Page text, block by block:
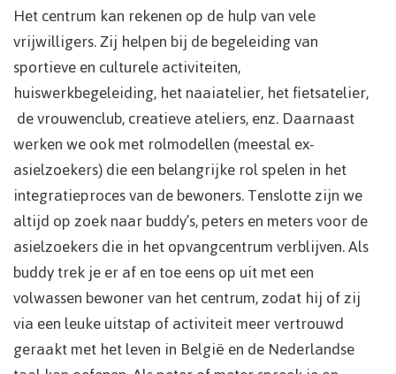
Het centrum kan rekenen op de hulp van vele
vrijwilligers. Zij helpen bij de begeleiding van
sportieve en culturele activiteiten,
huiswerkbegeleiding, het naaiatelier, het fietsatelier,
de vrouwenclub, creatieve ateliers, enz. Daarnaast
werken we ook met rolmodellen (meestal ex-
asielzoekers) die een belangrijke rol spelen in het
integratieproces van de bewoners. Tenslotte zijn we
altijd op zoek naar buddy’s, peters en meters voor de
asielzoekers die in het opvangcentrum verblijven. Als
buddy trek je er af en toe eens op uit met een
volwassen bewoner van het centrum, zodat hij of zij
via een leuke uitstap of activiteit meer vertrouwd
geraakt met het leven in België en de Nederlandse